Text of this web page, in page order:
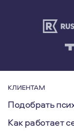
КЛИЕНТАМ
Подобрать
Как работает